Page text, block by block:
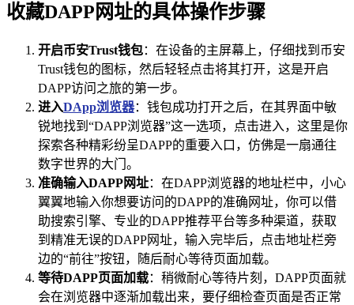
收藏DAPP网址的具体操作步骤
开启币安Trust钱包：在设备的主屏幕上，仔细找到币安
Trust钱包的图标，然后轻轻点击将其打开，这是开启
DAPP访问之旅的第一步。
进入DApp浏览器：钱包成功打开之后，在其界面中敏
锐地找到“DAPP浏览器”这一选项，点击进入，这里是你
探索各种精彩纷呈DAPP的重要入口，仿佛是一扇通往
数字世界的大门。
准确输入DAPP网址：在DAPP浏览器的地址栏中，小心
翼翼地输入你想要访问的DAPP的准确网址，你可以借
助搜索引擎、专业的DAPP推荐平台等多种渠道，获取
到精准无误的DAPP网址，输入完毕后，点击地址栏旁
边的“前往”按钮，随后耐心等待页面加载。
等待DAPP页面加载：稍微耐心等待片刻，DAPP页面就
会在浏览器中逐渐加载出来，要仔细检查页面是否正常